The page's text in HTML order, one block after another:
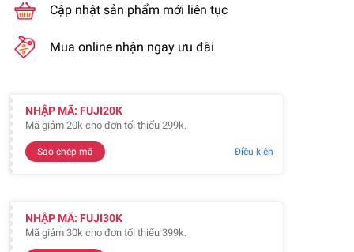
Cập nhật sản phẩm mới liên tục
Mua online nhận ngay ưu đãi
NHẬP MÃ: FUJI20K
Mã giảm 20k cho đơn tối thiểu 299k.
Sao chép mã Điều kiện
NHẬP MÃ: FUJI30K
Mã giảm 30k cho đơn tối thiểu 399k.